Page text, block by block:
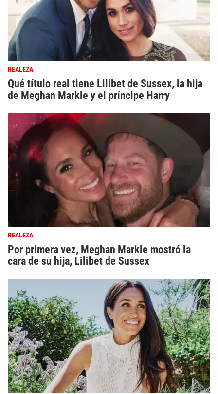
REALEZA
Qué título real tiene Lilibet de Sussex, la hija
de Meghan Markle y el príncipe Harry
REALEZA
Por primera vez, Meghan Markle mostró la
cara de su hija, Lilibet de Sussex